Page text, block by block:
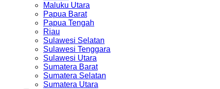
Maluku Utara
Papua Barat
Papua Tengah
Riau
Sulawesi Selatan
Sulawesi Tenggara
Sulawesi Utara
Sumatera Barat
Sumatera Selatan
Sumatera Utara